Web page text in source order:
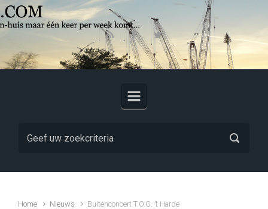
Skip to main content
Home Nieuws Buitenconcert T.O.G. ’t Harde